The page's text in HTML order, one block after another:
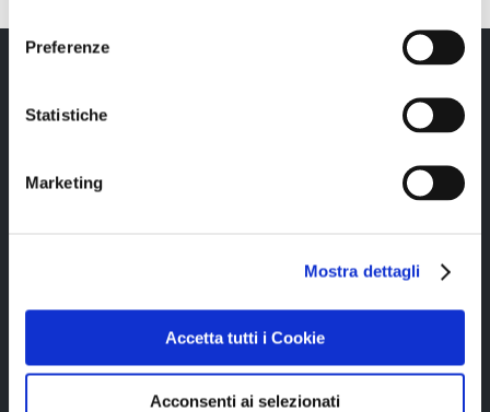
Preferenze
Statistiche
Marketing
Mostra dettagli
Accetta tutti i Cookie
Acconsenti ai selezionati